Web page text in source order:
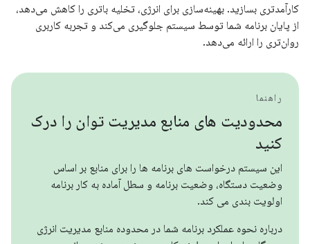
کارآمدتری بسازید. بهینه‌سازی برای انرژی، تخلیه باتری را کاهش می‌دهد،
از پایان برنامه شما توسط سیستم جلوگیری می‌کند و تجربه کاربری
روان‌تری را ارائه می‌دهد.
راهنما
محدودیت های منابع مدیریت توان را درک
کنید
این سیستم درخواست های برنامه ها را برای منابع بر اساس
وضعیت دستگاه، وضعیت برنامه و سطل آماده به کار برنامه
اولویت بندی می کند.
درباره نحوه عملکرد برنامه شما در محدوده منابع مدیریت انرژی